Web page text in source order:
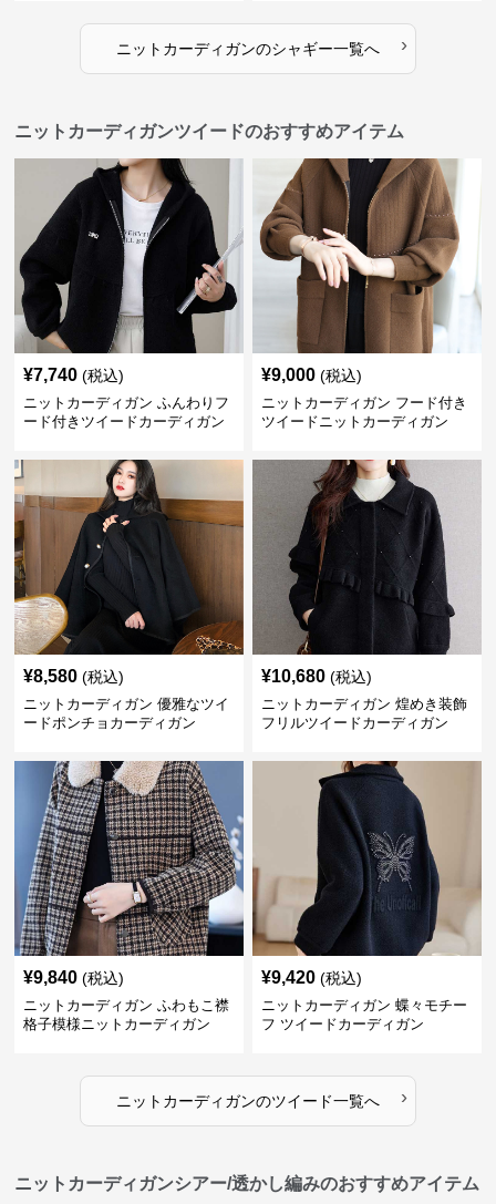
ニットカーディガンのシャギー一覧へ ›
ニットカーディガンツイードのおすすめアイテム
¥7,740 (税込)
ニットカーディガン ふんわりフ
ード付きツイードカーディガン
¥9,000 (税込)
ニットカーディガン フード付き
ツイードニットカーディガン
¥8,580 (税込)
ニットカーディガン 優雅なツイ
ードポンチョカーディガン
¥10,680 (税込)
ニットカーディガン 煌めき装飾
フリルツイードカーディガン
¥9,840 (税込)
ニットカーディガン ふわもこ襟
格子模様ニットカーディガン
¥9,420 (税込)
ニットカーディガン 蝶々モチー
フ ツイードカーディガン
ニットカーディガンのツイード一覧へ ›
ニットカーディガンシアー/透かし編みのおすすめアイテム